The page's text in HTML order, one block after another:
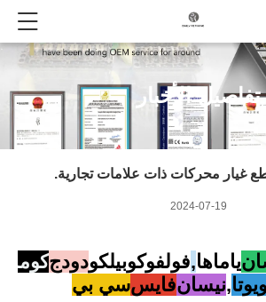
تفاصيل الأخبار
غيار محركات ذات علامات تجارية.
2024-07-19
دودجكوبيلكوفولفو,ياماها
سي بيفايسنيسان,